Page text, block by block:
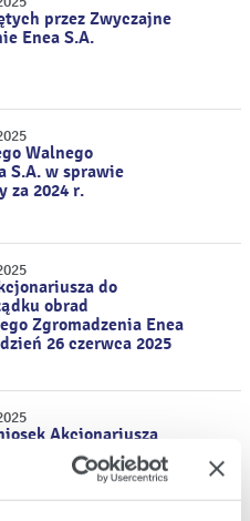
przez Zwyczajne
Enea S.A.
Walnego
S.A. w sprawie
za 2024 r.
do
obrad
Zgromadzenia Enea
26 czerwca 2025
Akcjonariusza
Walnego
S.A. zwołanego na